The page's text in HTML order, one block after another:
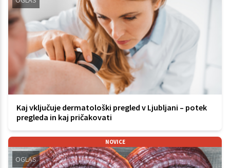
Kaj vključuje dermatološki pregled v Ljubljani – potek
pregleda in kaj pričakovati
NOVICE
OGLAS